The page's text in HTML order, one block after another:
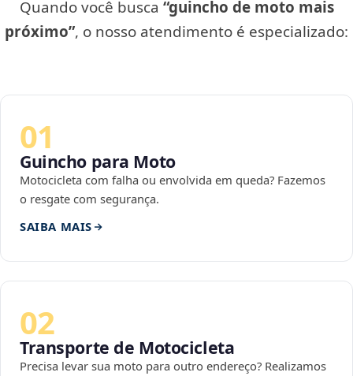
Quando você busca “guincho de moto mais
próximo”, o nosso atendimento é especializado:
01
Guincho para Moto
Motocicleta com falha ou envolvida em queda? Fazemos
o resgate com segurança.
SAIBA MAIS
02
Transporte de Motocicleta
Precisa levar sua moto para outro endereço? Realizamos